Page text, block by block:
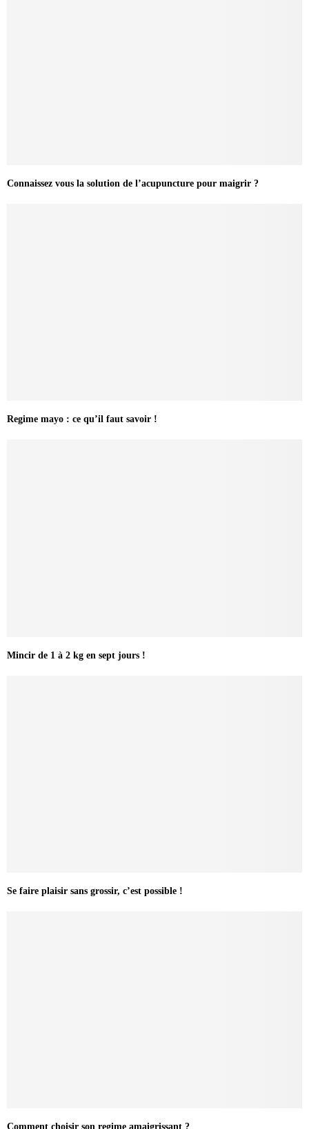
Connaissez vous la solution de l’acupuncture pour maigrir ?
Regime mayo : ce qu’il faut savoir !
Mincir de 1 à 2 kg en sept jours !
Se faire plaisir sans grossir, c’est possible !
Comment choisir son regime amaigrissant ?